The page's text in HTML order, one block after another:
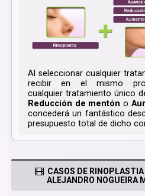
Al seleccionar cualquier
recibir en el mismo
cualquier tratamiento único
Reducción de mentón o
concederá un fantástico
presupuesto total de dicho
CASOS DE
ALEJANDRO NOGUEIRA